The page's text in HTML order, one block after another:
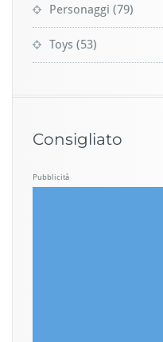
Personaggi (79)
Toys (53)
Consigliato
Pubblicità